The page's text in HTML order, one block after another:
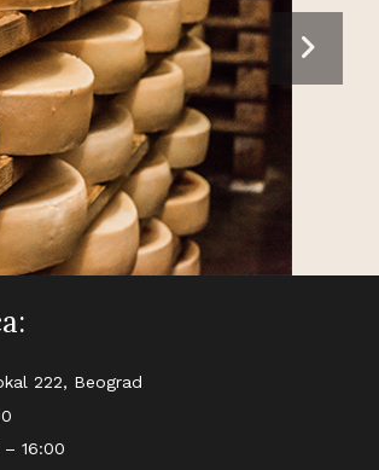
222, Beograd
16:00